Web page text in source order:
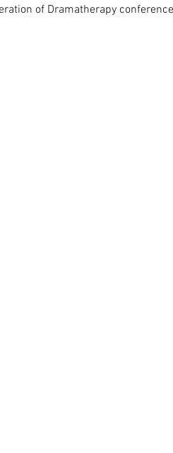
of Dramatherapy